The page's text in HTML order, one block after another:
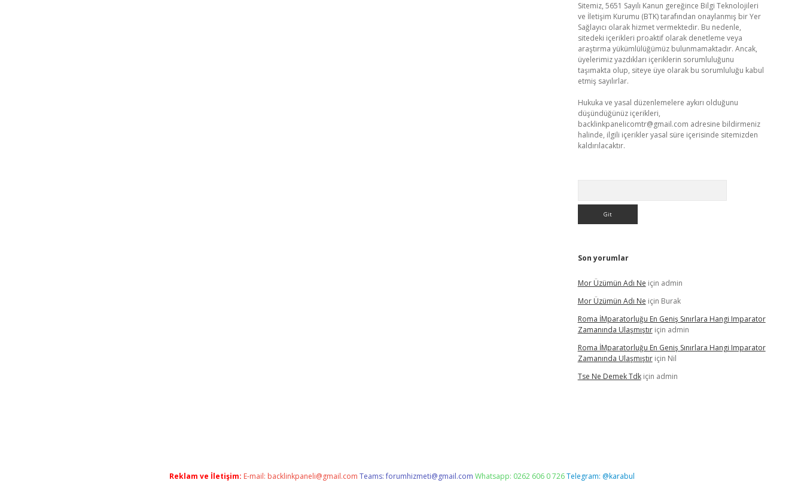
Sitemiz, 5651 Sayılı Kanun gereğince Bilgi Teknolojileri
ve İletişim Kurumu (BTK) tarafından onaylanmış bir Yer
Sağlayıcı olarak hizmet vermektedir. Bu nedenle,
sitedeki içerikleri proaktif olarak denetleme veya
araştırma yükümlülüğümüz bulunmamaktadır. Ancak,
üyelerimiz yazdıkları içeriklerin sorumluluğunu
taşımakta olup, siteye üye olarak bu sorumluluğu kabul
etmiş sayılırlar.
Hukuka ve yasal düzenlemelere aykırı olduğunu
düşündüğünüz içerikleri,
backlinkpanelicomtr@gmail.com adresine bildirmeniz
halinde, ilgili içerikler yasal süre içerisinde sitemizden
kaldırılacaktır.
Son yorumlar
Mor Üzümün Adı Ne için admin
Mor Üzümün Adı Ne için Burak
Roma İMparatorluğu En Geniş Sınırlara Hangi Imparator
Zamanında Ulaşmıştıriçin admin
Roma İMparatorluğu En Geniş Sınırlara Hangi Imparator
Zamanında Ulaşmıştıriçin Nil
Tse Ne Demek Tdkiçin admin
Reklam ve İletişim: E-mail: backlinkpaneli@gmail.com Teams:forumhizmeti@gmail.com Whatsapp: 0262 606 0 726Telegram: @karabul